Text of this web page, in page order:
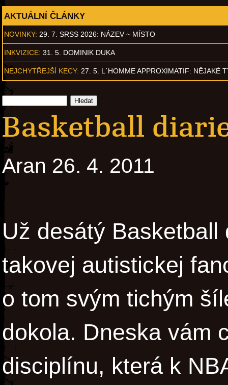
AKTUÁLNÍ ČLÁNKY
NOVINKY: 29. 7. SRSS 2026: NÁZEV ~ MÍSTO
INKVIZICE: 31. 5. DOMINIK DUKA
NEJCHYTŘEJŠÍ KECY: 27. 5. L´HOMME APPROXIMATIF: NĚJAKÉ
Basketball
Aran 26. 4. 2011
Už desátý
takovej autistickej
o tom svým tichým
dokola. Dneska vám
disciplínu, která k